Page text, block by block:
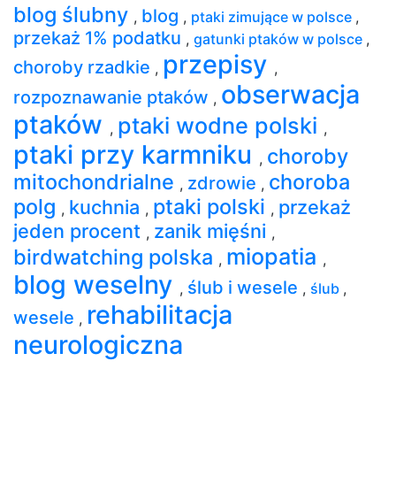
blog ślubny , blog , ptaki zimujące w polsce ,
przekaż 1% podatku , gatunki ptaków w polsce ,
choroby rzadkie , przepisy ,
rozpoznawanie ptaków , obserwacja
ptaków , ptaki wodne polski ,
ptaki przy karmniku , choroby
mitochondrialne , zdrowie , choroba
polg , kuchnia , ptaki polski , przekaż
jeden procent , zanik mięśni ,
birdwatching polska , miopatia ,
blog weselny , ślub i wesele , ślub ,
wesele , rehabilitacja
neurologiczna